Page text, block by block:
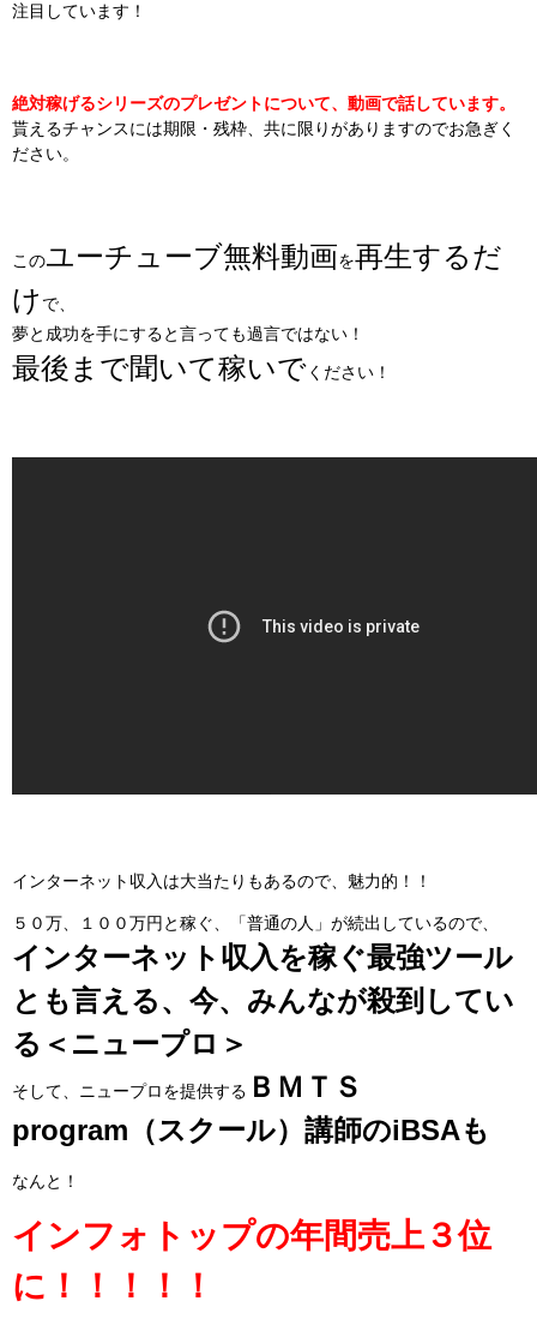
注目しています！
絶対稼げるシリーズのプレゼントについて、動画で話しています。
貰えるチャンスには期限・残枠、共に限りがありますのでお急ぎく
ださい。
このユーチューブ無料動画を再生するだ
け で、
夢と成功を手にすると言っても過言ではない！
最後まで聞いて稼いでください！
インターネット収入は大当たりもあるので、魅力的！！
５０万、１００万円と稼ぐ、「普通の人」が続出しているので、
インターネット収入を稼ぐ最強ツール
とも言える、今、みんなが殺到してい
る＜ニュープロ＞
そして、ニュープロを提供する ＢＭＴＳ
program（スクール）講師のiBSAも
なんと！
インフォトップの年間売上３位
に！！！！！